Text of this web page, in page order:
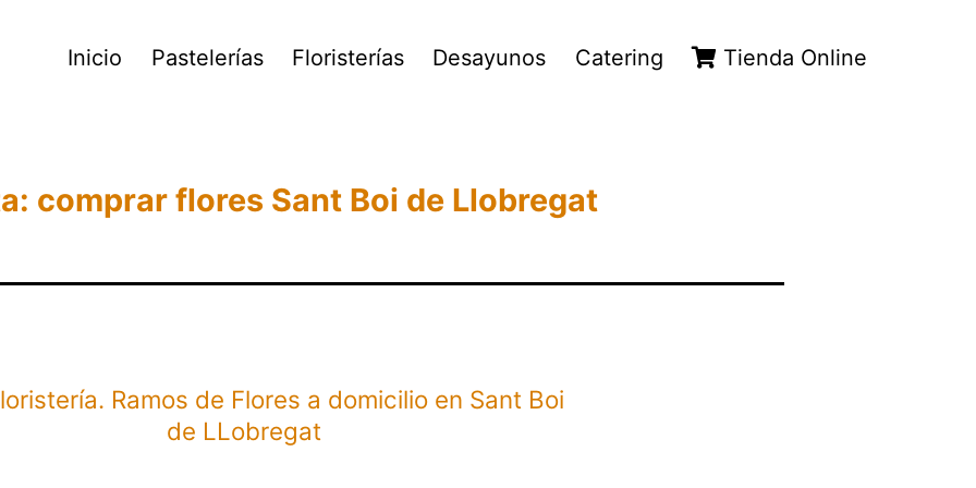
Inicio Pastelerías Floristerías Desayunos Catering Tienda Online
comprar flores Sant Boi de Llobregat
Ramos de Flores a domicilio en Sant Boi
de LLobregat